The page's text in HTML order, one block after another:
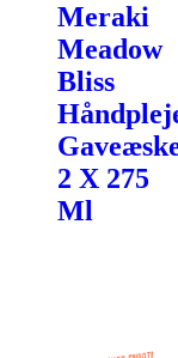
Meraki
Meadow
Bliss
2 X 275
Ml